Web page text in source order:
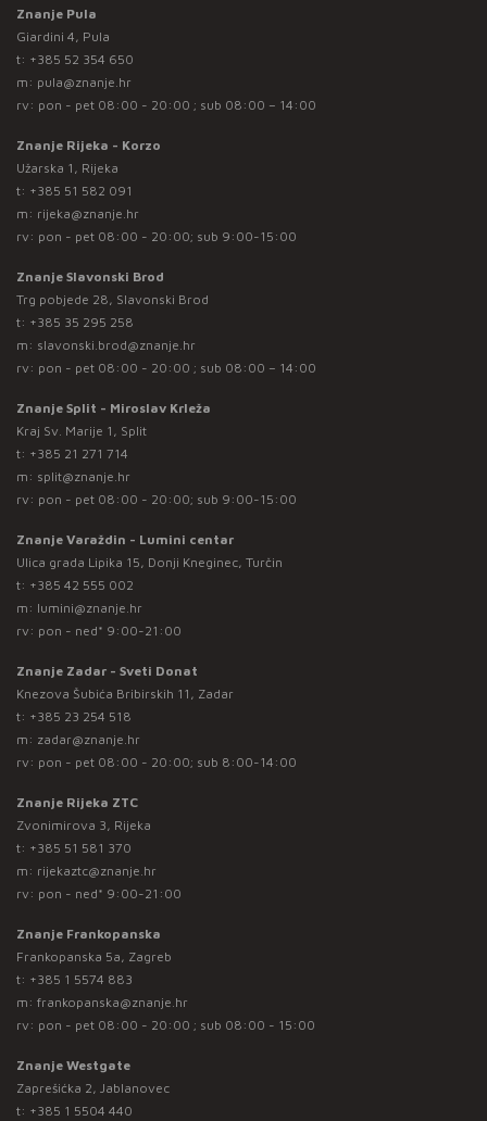
Znanje Pula
Giardini 4, Pula
t: +385 52 354 650
m: pula@znanje.hr
rv: pon - pet 08:00 - 20:00 ; sub 08:00 – 14:00
Znanje Rijeka - Korzo
Užarska 1, Rijeka
t: +385 51 582 091
m: rijeka@znanje.hr
rv: pon - pet 08:00 - 20:00; sub 9:00-15:00
Znanje Slavonski Brod
Trg pobjede 28, Slavonski Brod
t: +385 35 295 258
m: slavonski.brod@znanje.hr
rv: pon - pet 08:00 - 20:00 ; sub 08:00 – 14:00
Znanje Split - Miroslav Krleža
Kraj Sv. Marije 1, Split
t: +385 21 271 714
m: split@znanje.hr
rv: pon - pet 08:00 - 20:00; sub 9:00-15:00
Znanje Varaždin - Lumini centar
Ulica grada Lipika 15, Donji Kneginec, Turčin
t: +385 42 555 002
m: lumini@znanje.hr
rv: pon - ned* 9:00-21:00
Znanje Zadar - Sveti Donat
Knezova Šubića Bribirskih 11, Zadar
t: +385 23 254 518
m: zadar@znanje.hr
rv: pon - pet 08:00 - 20:00; sub 8:00-14:00
Znanje Rijeka ZTC
Zvonimirova 3, Rijeka
t: +385 51 581 370
m: rijekaztc@znanje.hr
rv: pon - ned* 9:00-21:00
Znanje Frankopanska
Frankopanska 5a, Zagreb
t: +385 1 5574 883
m: frankopanska@znanje.hr
rv: pon - pet 08:00 - 20:00 ; sub 08:00 - 15:00
Znanje Westgate
Zaprešićka 2, Jablanovec
t: +385 1 5504 440